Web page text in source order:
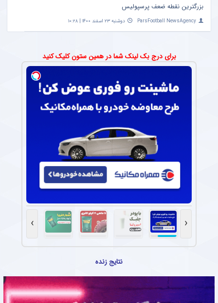
بزرگترین نقطه ضعف پرسپولیس
ParsFootball NewsAgency دوشنبه ۲۳ اسفند ۱۴۰۰ | ۱۰:۲۸
برای درج بک لینک شما در همین ستون کلیک کنید
‹
›
نتایج زنده